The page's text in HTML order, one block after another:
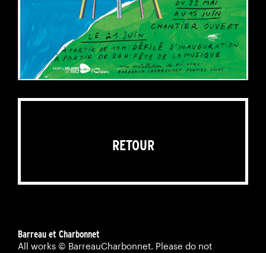
RETOUR
Barreau et Charbonnet
All works © BarreauCharbonnet. Please do not